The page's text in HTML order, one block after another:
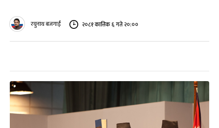
रघुनाथ बजगाईं २०८१ कात्तिक ६ गते २०:००